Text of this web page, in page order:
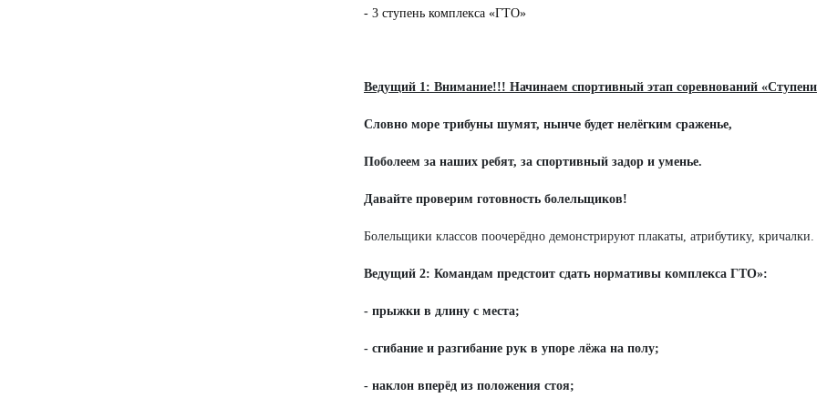
- 3 ступень комплекса «ГТО»
Ведущий 1: Внимание!!! Начинаем спортивный этап соревнований «Ступени
Словно море трибуны шумят, нынче будет нелёгким сраженье,
Поболеем за наших ребят, за спортивный задор и уменье.
Давайте проверим готовность болельщиков!
Болельщики классов поочерёдно демонстрируют плакаты, атрибутику, кричалки.
Ведущий 2: Командам предстоит сдать нормативы комплекса ГТО»:
- прыжки в длину с места;
- сгибание и разгибание рук в упоре лёжа на полу;
- наклон вперёд из положения стоя;